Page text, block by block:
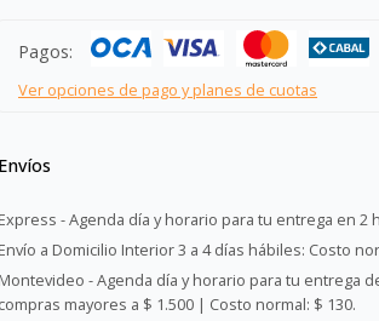
Pagos:
Ver opciones de pago y planes de cuotas
Envíos
Express - Agenda día y horario para tu entrega en 2
Envío a Domicilio Interior 3 a 4 días hábiles: Costo
Montevideo - Agenda día y horario para tu entrega
compras mayores a $ 1.500 | Costo normal: $ 130.